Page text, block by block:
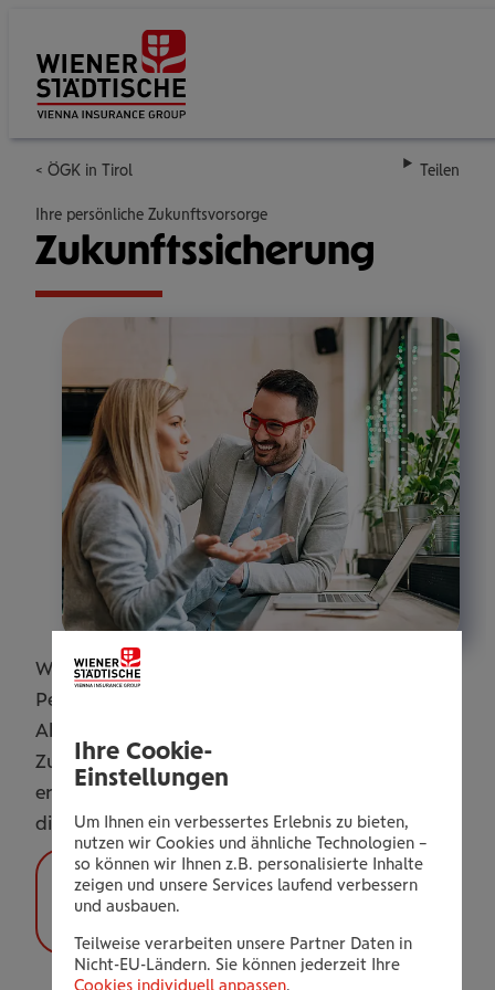
ÖGK in Tirol Teilen
Ihre persönliche Zukunftsvorsorge
Zukunfts­si­che­rung
Wählen Sie aus zwei Vorsorgemöglichkeiten:
Pensionsvorsorge oder Er- und
Ablebensversicherung. Die
Zukunftssicherungsmaßnahmen nach § 3
eröffnen Ihnen als Mitarbeiter:in der ÖGK Tirol
die Möglichkeit lohnsteuerfrei vorzusorgen.
Sie besitzen nicht die nötigen
Zugriffsrechte für diese Seite.
Ihre Cookie-
Einstellungen
Um Ihnen ein verbessertes Erlebnis zu bieten,
nutzen wir Cookies und ähnliche Technologien –
so können wir Ihnen z.B. personalisierte Inhalte
zeigen und unsere Services laufend verbessern
und ausbauen.
Teilweise verarbeiten unsere Partner Daten in
Nicht-EU-Ländern. Sie können jederzeit Ihre
Cookies individuell anpassen.